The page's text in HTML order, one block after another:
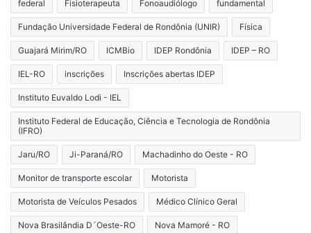
federal Fisioterapeuta Fonoaudiólogo fundamental
Fundação Universidade Federal de Rondônia (UNIR) Física
Guajará Mirim/RO ICMBio IDEP Rondônia IDEP – RO
IEL-RO inscrições Inscrições abertas IDEP
Instituto Euvaldo Lodi - IEL
Instituto Federal de Educação, Ciência e Tecnologia de Rondônia
(IFRO)
Jaru/RO Ji-Paraná/RO Machadinho do Oeste - RO
Monitor de transporte escolar Motorista
Motorista de Veículos Pesados Médico Clínico Geral
Nova Brasilândia D´Oeste-RO Nova Mamoré - RO